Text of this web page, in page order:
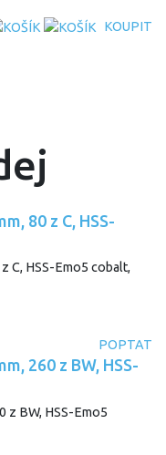
KOUPIT
80 z C, HSS-
POPTAT
260 z BW, HSS-